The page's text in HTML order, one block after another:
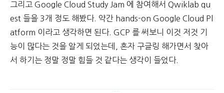
그리고 Google Cloud Study Jam 에 참여해서 Qwiklab qu
est 들을 3개 정도 해봤다. 약간 hands-on Google Cloud Pl
atform 이라고 생각하면 된다. GCP 를 써보니 이것 저것 기
능이 많다는 것을 알게 되었는데, 혼자 구글링 해가면서 찾아
서 하기는 정말 정말 힘들 것 같다는 생각이 들었다.